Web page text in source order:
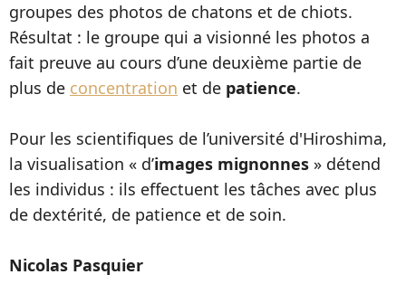
groupes des photos de chatons et de chiots.
Résultat : le groupe qui a visionné les photos a
fait preuve au cours d’une deuxième partie de
plus de concentration et de patience.
Pour les scientifiques de l’université d'Hiroshima,
la visualisation « d’images mignonnes » détend
les individus : ils effectuent les tâches avec plus
de dextérité, de patience et de soin.
Nicolas Pasquier